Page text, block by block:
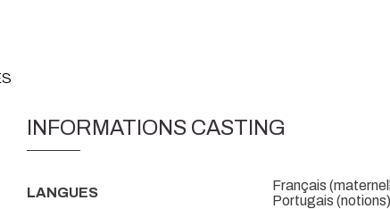
INFORMATIONS CASTING
LANGUES
Français
Portugais